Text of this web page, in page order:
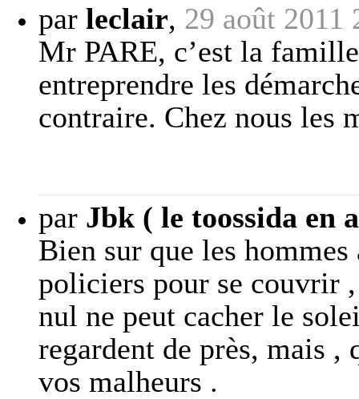
par leclair, 29 août 2011
Mr PARE, c’est la
entreprendre les
contraire. Chez nous les
par Jbk ( le toossida en
Bien sur que les
policiers pour se couvrir
nul ne peut cacher le
regardent de près, mais ,
vos malheurs .